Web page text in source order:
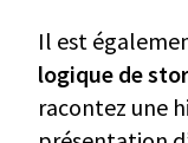
Il est
logique de
racontez une